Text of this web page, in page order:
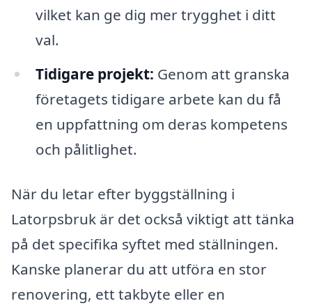
vilket kan ge dig mer trygghet i ditt
val.
Tidigare projekt: Genom att granska
företagets tidigare arbete kan du få
en uppfattning om deras kompetens
och pålitlighet.
När du letar efter byggställning i
Latorpsbruk är det också viktigt att tänka
på det specifika syftet med ställningen.
Kanske planerar du att utföra en stor
renovering, ett takbyte eller en